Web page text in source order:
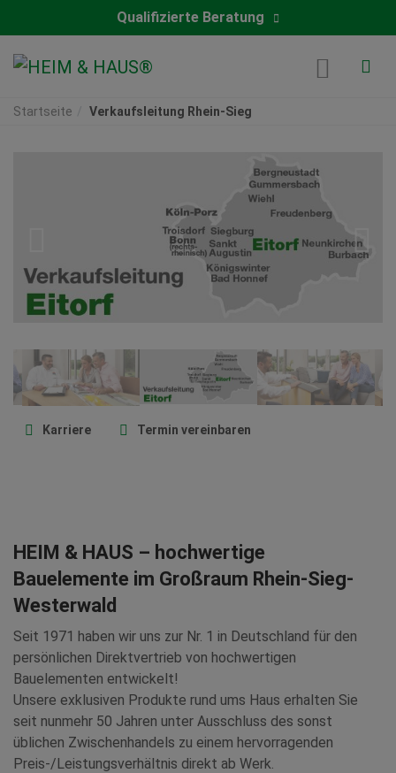
Qualifizierte Beratung
Startseite Verkaufsleitung Rhein-Sieg
Karriere Termin vereinbaren
HEIM & HAUS – hochwertige
Bauelemente im Großraum Rhein-Sieg-
Westerwald
Seit 1971 haben wir uns zur Nr. 1 in Deutschland für den
persönlichen Direktvertrieb von hochwertigen
Bauelementen entwickelt!
Unsere exklusiven Produkte rund ums Haus erhalten Sie
seit nunmehr 50 Jahren unter Ausschluss des sonst
üblichen Zwischenhandels zu einem hervorragenden
Preis-/Leistungsverhältnis direkt ab Werk.